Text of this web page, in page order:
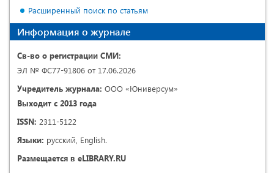
Расширенный поиск по статьям
Информация о журнале
Св-во о регистрации СМИ:
ЭЛ № ФС77-91806 от 17.06.2026
Учредитель журнала: ООО «Юниверсум»
Выходит с 2013 года
ISSN: 2311-5122
Языки: русский, English.
Размещается в eLIBRARY.RU